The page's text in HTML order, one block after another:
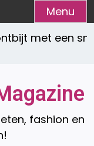
Menu
met een
fashion en